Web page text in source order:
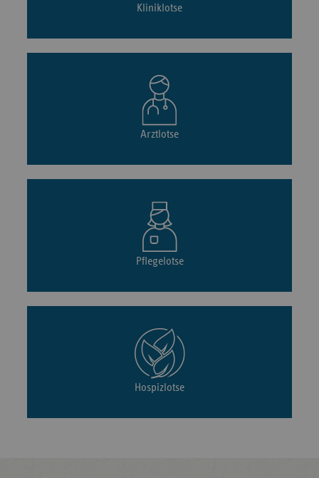
Kliniklotse
Arztlotse
Pflegelotse
Hospizlotse